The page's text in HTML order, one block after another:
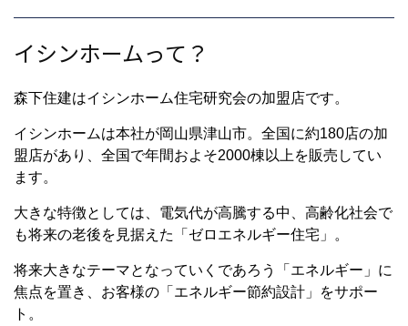
イシンホームって？
森下住建はイシンホーム住宅研究会の加盟店です。
イシンホームは本社が岡山県津山市。全国に約180店の加
盟店があり、全国で年間およそ2000棟以上を販売してい
ます。
大きな特徴としては、電気代が高騰する中、高齢化社会で
も将来の老後を見据えた「ゼロエネルギー住宅」。
将来大きなテーマとなっていくであろう「エネルギー」に
焦点を置き、お客様の「エネルギー節約設計」をサポー
ト。